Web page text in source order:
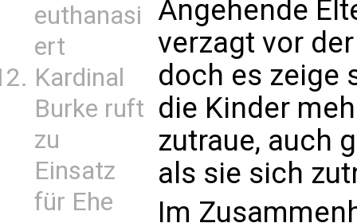
euthanasi
ert
Kardinal
Burke ruft
zu
Einsatz
für Ehe
Angehende
verzagt vor
doch es zeige
die Kinder
zutraue, auch
als sie sich
Im